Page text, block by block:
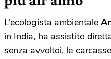
L’ecologista ambientale
in India, ha assistito
senza avvoltoi, le